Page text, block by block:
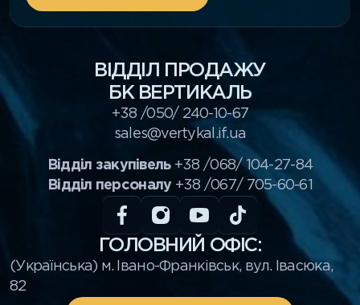
ВІДДІЛ ПРОДАЖУ
БК ВЕРТИКАЛЬ
+38 /050/ 240-10-67
sales@vertykal.if.ua
Відділ закупівель +38 /068/ 104-27-84
Відділ персоналу +38 /067/ 705-60-61
ГОЛОВНИЙ ОФІС:
(Українська) м. Івано-Франківськ, вул. Івасюка,
82